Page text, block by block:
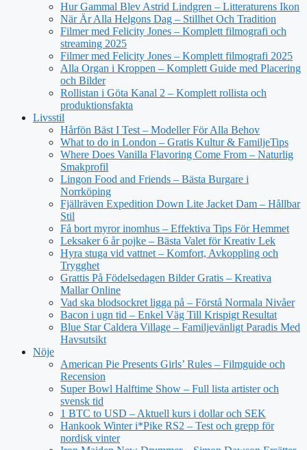
Hur Gammal Blev Astrid Lindgren – Litteraturens Ikon
När Är Alla Helgons Dag – Stillhet Och Tradition
Filmer med Felicity Jones – Komplett filmografi och
streaming 2025
Filmer med Felicity Jones – Komplett filmografi 2025
Alla Organ i Kroppen – Komplett Guide med Placering
och Bilder
Rollistan i Göta Kanal 2 – Komplett rollista och
produktionsfakta
Livsstil
Hårfön Bäst I Test – Modeller För Alla Behov
What to do in London – Gratis Kultur & FamiljeTips
Where Does Vanilla Flavoring Come From – Naturlig
Smakprofil
Lingon Food and Friends – Bästa Burgare i
Norrköping
Fjällräven Expedition Down Lite Jacket Dam – Hållbar
Stil
Få bort myror inomhus – Effektiva Tips För Hemmet
Leksaker 6 år pojke – Bästa Valet för Kreativ Lek
Hyra stuga vid vattnet – Komfort, Avkoppling och
Trygghet
Grattis På Födelsedagen Bilder Gratis – Kreativa
Mallar Online
Vad ska blodsockret ligga på – Förstå Normala Nivåer
Bacon i ugn tid – Enkel Väg Till Krispigt Resultat
Blue Star Caldera Village – Familjevänligt Paradis Med
Havsutsikt
Nöje
American Pie Presents Girls’ Rules – Filmguide och
Recension
Super Bowl Halftime Show – Full lista artister och
svensk tid
1 BTC to USD – Aktuell kurs i dollar och SEK
Hankook Winter i*Pike RS2 – Test och grepp för
nordisk vinter